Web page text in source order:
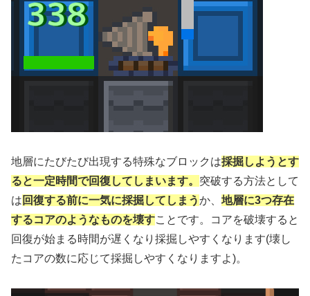
地層にたびたび出現する特殊なブロックは採掘しようとす
ると一定時間で回復してしまいます。 突破する方法として
は 回復する前に一気に採掘してしまうか、 地層に3つ存在
するコアのようなものを壊すことです。コアを破壊すると
回復が始まる時間が遅くなり採掘しやすくなります(壊し
たコアの数に応じて採掘しやすくなりますよ)。